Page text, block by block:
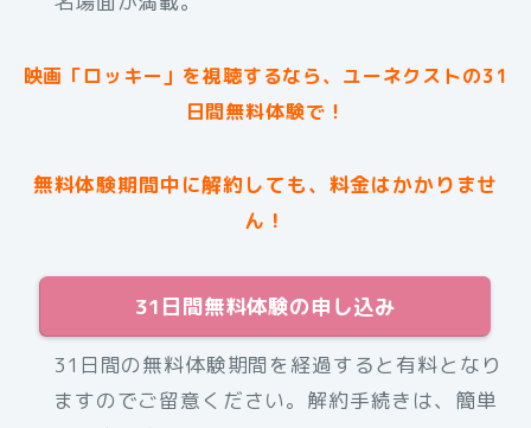
映画「ロッキー」を視聴するなら、ユーネクストの31
日間無料体験で！
無料体験期間中に解約しても、料金はかかりませ
ん！
31日間無料体験の申し込み
31日間の無料体験期間を経過すると有料となり
ますのでご留意ください。解約手続きは、簡単